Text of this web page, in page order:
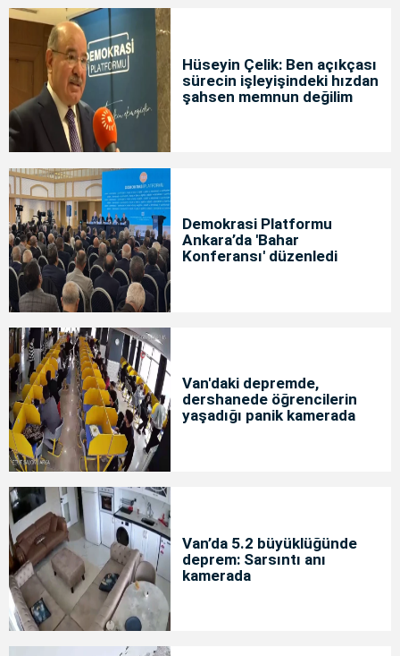
Hüseyin Çelik: Ben açıkçası
sürecin işleyişindeki hızdan
şahsen memnun değilim
Demokrasi Platformu
Ankara’da 'Bahar
Konferansı' düzenledi
Van'daki depremde,
dershanede öğrencilerin
yaşadığı panik kamerada
Van’da 5.2 büyüklüğünde
deprem: Sarsıntı anı
kamerada